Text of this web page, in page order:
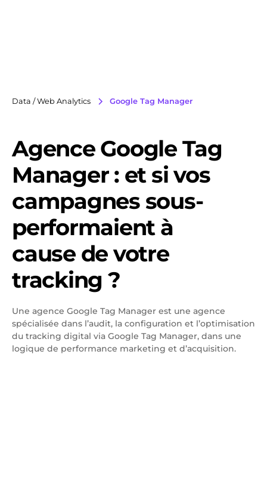
Data / Web Analytics Google Tag Manager
Agence Google Tag
Manager : et si vos
campagnes sous-
performaient à
cause de votre
tracking ?
Une agence Google Tag Manager est une agence
spécialisée dans l’audit, la configuration et l’optimisation
du tracking digital via Google Tag Manager, dans une
logique de performance marketing et d’acquisition.